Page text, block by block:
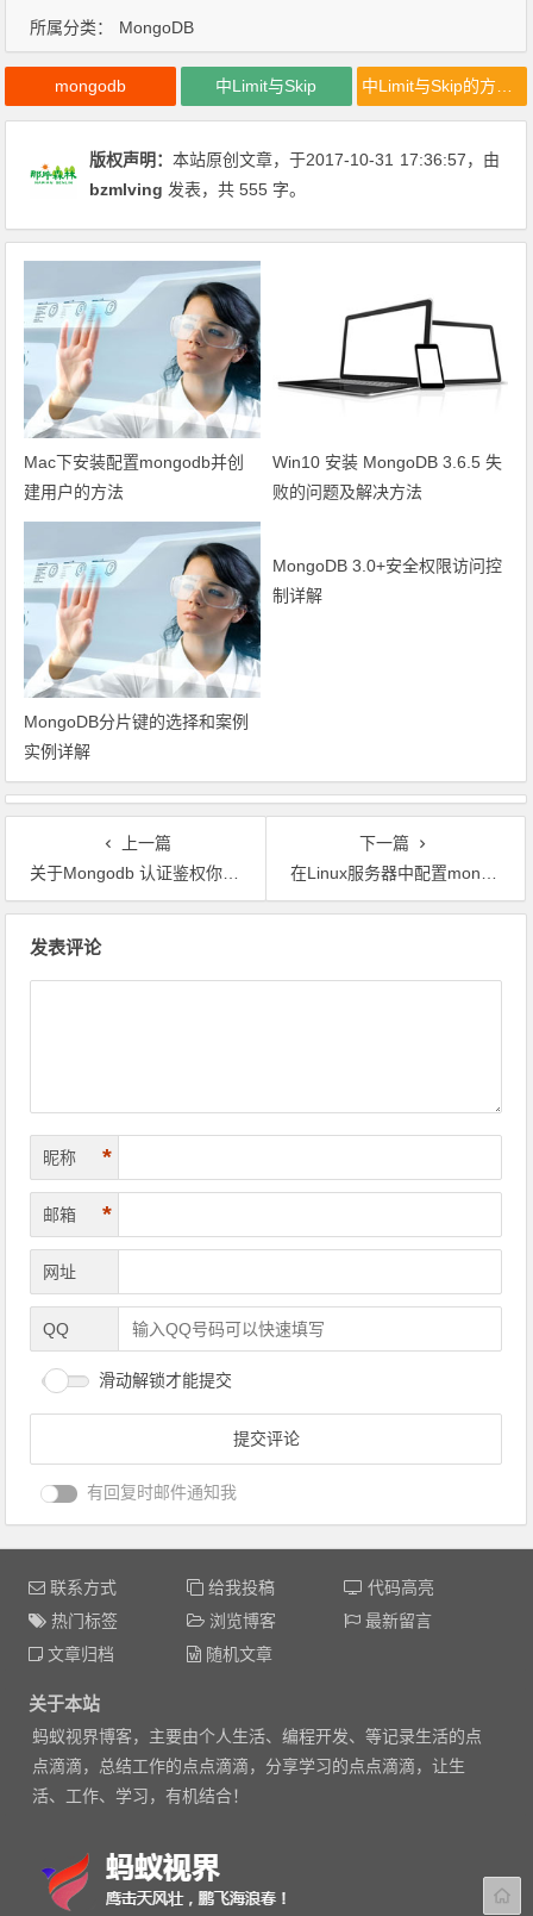
所属分类： MongoDB
mongodb 中Limit与Skip 中Limit与Skip的方法详解
版权声明：本站原创文章，于2017-10-31 17:36:57，由
bzmlving 发表，共 555 字。
Mac下安装配置mongodb并创
建用户的方法
Win10 安装 MongoDB 3.6.5 失
败的问题及解决方法
MongoDB分片键的选择和案例
实例详解
MongoDB 3.0+安全权限访问控
制详解
上一篇
关于Mongodb 认证鉴权你需要知道的一些事
下一篇
在Linux服务器中配置mongodb的搭建步骤
发表评论
昵称 *
邮箱 *
网址
QQ
滑动解锁才能提交
有回复时邮件通知我
联系方式 给我投稿
代码高亮
热门标签
浏览博客
最新留言
文章归档
随机文章
关于本站
蚂蚁视界博客，主要由个人生活、编程开发、等记录生活的点
点滴滴，总结工作的点点滴滴，分享学习的点点滴滴，让生
活、工作、学习，有机结合！